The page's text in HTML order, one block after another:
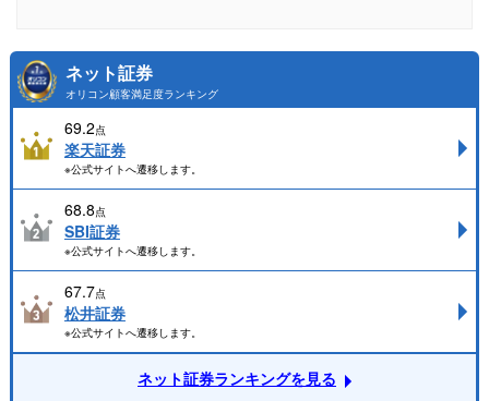
ネット証券
オリコン顧客満足度ランキング
69.2点
楽天証券
※公式サイトへ遷移します。
68.8点
SBI証券
※公式サイトへ遷移します。
67.7点
松井証券
※公式サイトへ遷移します。
ネット証券ランキングを見る